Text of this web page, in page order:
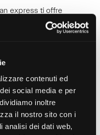
contenuti ed
social media e per
inoltre
il nostro sito con i
analisi dei dati web,
express ti offre
per i Titolari di Carte
promozionale. Per
Generale della Carta ed i